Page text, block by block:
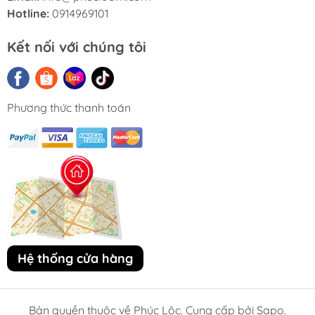
Hotline: 0914969101
Kết nối với chúng tôi
Phương thức thanh toán
Hệ thống cửa hàng
Bản quyền thuộc về Phúc Lộc. Cung cấp bởi Sapo.